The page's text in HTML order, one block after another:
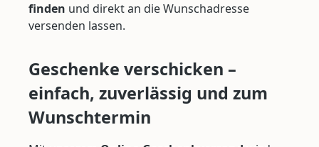
finden und direkt an die Wunschadresse
versenden lassen.
Geschenke verschicken –
einfach, zuverlässig und zum
Wunschtermin